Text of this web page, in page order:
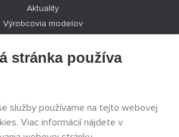
Aktuality
Výrobcovia modelov
Kontakty
Facebook
stránka používa
služby používame na tejto webovej
Viac informácií nájdete v